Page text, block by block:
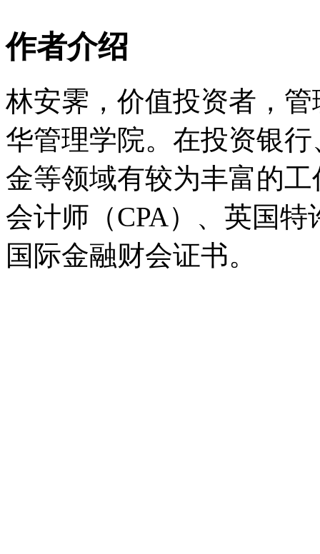
作者介绍
林安霁，价值投资者，
华管理学院。在投资银
金等领域有较为丰富的
会计师（CPA）、英国
国际金融财会证书。